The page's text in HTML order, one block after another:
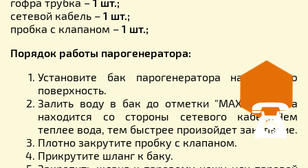
сетевой кабель – 1 шт.;
пробка с клапаном – 1 шт.;
Порядок работы парогенератора:
Установите бак парогенератора на стойкую
поверхность.
Залить воду в бак до отметки "MAX", отметка
находится со стороны сетевого кабеля.Чем
теплее вода, тем быстрее произойдет закипание.
Плотно закрутите пробку с клапаном.
Прикрутите шланг к баку.